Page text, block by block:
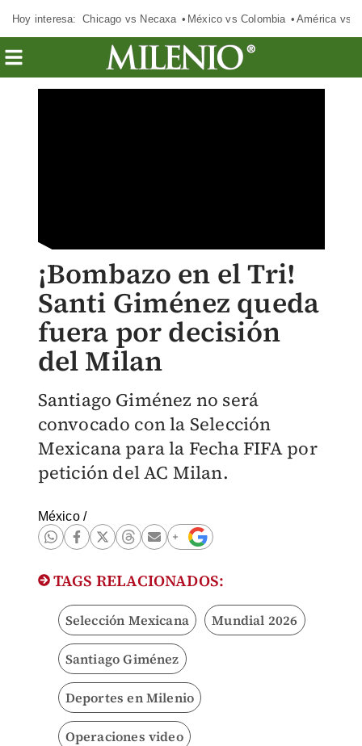
Hoy interesa: Chicago vs Necaxa México vs Colombia América vs
¡Bombazo en el Tri!
Santi Giménez queda
fuera por decisión
del Milan
Santiago Giménez no será
convocado con la Selección
Mexicana para la Fecha FIFA por
petición del AC Milan.
México/
TAGS RELACIONADOS:
Selección Mexicana Mundial 2026
Santiago Giménez
Deportes en Milenio
Operaciones video